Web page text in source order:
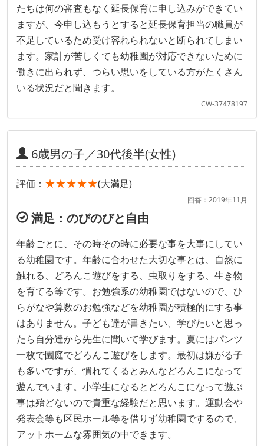
たちは何の審査もなく延長保育に申し込みができてい
ますが、今申し込もうとすると延長保育担当の職員が
不足しているため受け容れられないと断られてしまい
ます。家計が苦しくても幼稚園が対応できないために
働きに出られず、つらい思いをしている方がたくさん
いる状況だと聞きます。
CW-37478197
6歳男の子／30代後半(女性)
評価： ★★★★★(大満足)
回答：2019年11月
満足：のびのびと自由
年齢ごとに、その時その時に必要な事を大事にしてい
る幼稚園です。年齢に合わせた大切な事とは、自然に
触れる、どろんこ遊びをする、虫取りをする、生き物
を育てる等です。お勉強系の幼稚園ではないので、ひ
らがなや算数のお勉強などを幼稚園が積極的にする事
はありません。子ども達が書きたい、学びたいと思っ
たら自分達から先生に聞いて学びます。夏にはパンツ
一枚で園庭でどろんこ遊びをします。最初は嫌がる子
も多いですが、慣れてくるとみんなどろんこになって
遊んでいます。小学生になるとどろんこになって遊ぶ
事は殆どないので貴重な経験だと思います。運動会や
発表会等も区民ホール等を借りず幼稚園でするので、
アットホームな雰囲気の中できます。